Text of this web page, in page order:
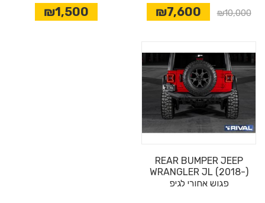
₪10,000
₪7,600
₪1,500
REAR BUMPER JEEP
WRANGLER JL (2018-)
פגוש אחורי לגיפ